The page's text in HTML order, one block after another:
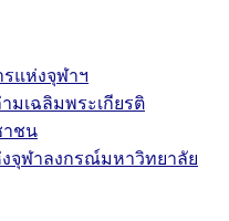
แห่งจุฬาฯ
มเฉลิมพระเกียรติ
าชน
จุฬาลงกรณ์มหาวิทยาลัย